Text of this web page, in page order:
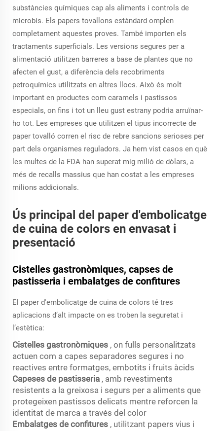
substàncies químiques cap als aliments i controls de
microbis. Els papers tovallons estàndard omplen
completament aquestes proves. També importen els
tractaments superficials. Les versions segures per a
alimentació utilitzen barreres a base de plantes que no
afecten el gust, a diferència dels recobriments
petroquímics utilitzats en altres llocs. Això és molt
important en productes com caramels i pastissos
especials, on fins i tot un lleu gust estrany podria arruïnar-
ho tot. Les empreses que utilitzen el tipus incorrecte de
paper tovalló corren el risc de rebre sancions serioses per
part dels organismes reguladors. Ja hem vist casos en què
les multes de la FDA han superat mig milió de dòlars, a
més de recalls massius que han costat a les empreses
milions addicionals.
Ús principal del paper d'embolicatge
de cuina de colors en envasat i
presentació
Cistelles gastronòmiques, capses de
pastisseria i embalatges de confitures
El paper d'embolicatge de cuina de colors té tres
aplicacions d’alt impacte on es troben la seguretat i
l’estètica:
Cistelles gastronòmiques , on fulls personalitzats
actuen com a capes separadores segures i no
reactives entre formatges, embotits i fruits àcids
Capeses de pastisseria , amb revestiments
resistents a la greixosa i segurs per a aliments que
protegeixen pastissos delicats mentre reforcen la
identitat de marca a través del color
Embalatges de confitures , utilitzant papers vius i